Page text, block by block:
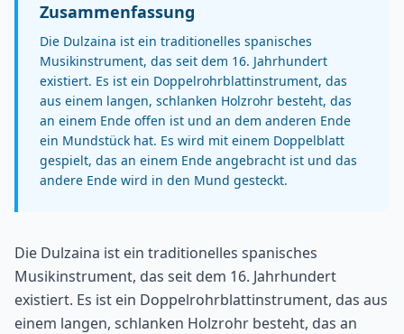
Zusammenfassung
Die Dulzaina ist ein traditionelles spanisches
Musikinstrument, das seit dem 16. Jahrhundert
existiert. Es ist ein Doppelrohrblattinstrument, das
aus einem langen, schlanken Holzrohr besteht, das
an einem Ende offen ist und an dem anderen Ende
ein Mundstück hat. Es wird mit einem Doppelblatt
gespielt, das an einem Ende angebracht ist und das
andere Ende wird in den Mund gesteckt.
Die Dulzaina ist ein traditionelles spanisches
Musikinstrument, das seit dem 16. Jahrhundert
existiert. Es ist ein Doppelrohrblattinstrument, das aus
einem langen, schlanken Holzrohr besteht, das an